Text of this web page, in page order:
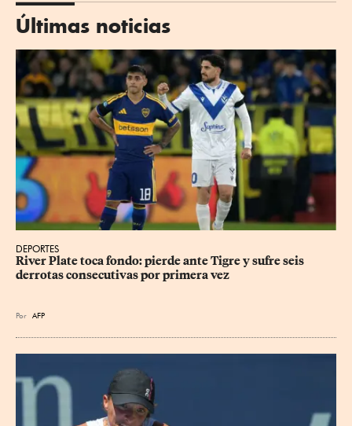
Últimas noticias
DEPORTES
River Plate toca fondo: pierde ante Tigre y sufre seis
derrotas consecutivas por primera vez
Por AFP